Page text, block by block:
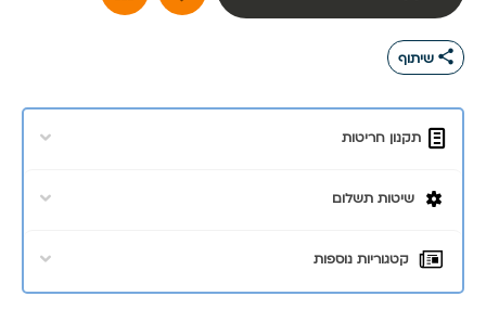
share שיתוף
תקנון חריטות
שיטות תשלום
קטגוריות נוספות